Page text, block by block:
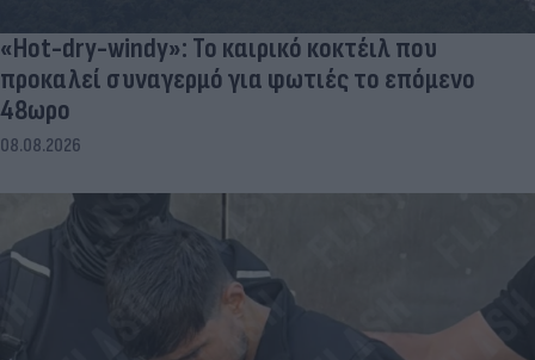
«Hot-dry-windy»: Το καιρικό κοκτέιλ που
προκαλεί συναγερμό για φωτιές το επόμενο
48ωρο
08.08.2026